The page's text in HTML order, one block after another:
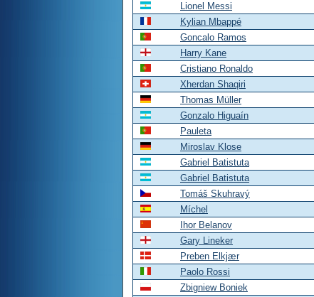
Lionel Messi
Kylian Mbappé
Goncalo Ramos
Harry Kane
Cristiano Ronaldo
Xherdan Shaqiri
Thomas Müller
Gonzalo Higuaín
Pauleta
Miroslav Klose
Gabriel Batistuta
Gabriel Batistuta
Tomáš Skuhravý
Míchel
Ihor Belanov
Gary Lineker
Preben Elkjær
Paolo Rossi
Zbigniew Boniek